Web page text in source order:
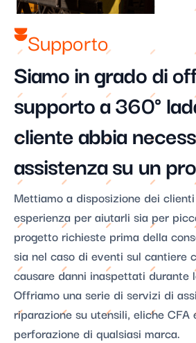
Supporto​
Siamo in grado di
supporto a 360°
cliente abbia
assistenza su un
Mettiamo a disposizione dei
esperienza per aiutarli sia per
progetto richieste prima della
sia nel caso di eventi sul cantiere
causare danni inaspettati durante
Offriamo una serie di servizi di
riparazione su utensili, eliche CFA
perforazione di qualsiasi marca.